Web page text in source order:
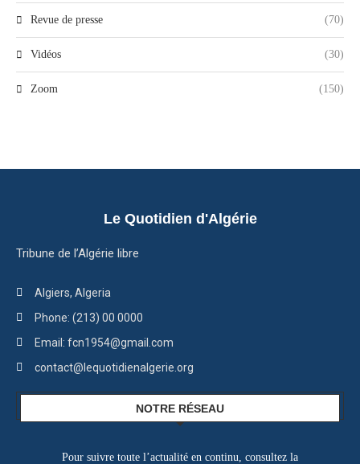
Revue de presse (70)
Vidéos (30)
Zoom (150)
Le Quotidien d'Algérie
Tribune de l’Algérie libre
Algiers, Algeria
Phone: (213) 00 0000
Email: fcn1954@gmail.com
contact@lequotidienalgerie.org
NOTRE RÉSEAU
Pour suivre toute l’actualité en continu, consultez la